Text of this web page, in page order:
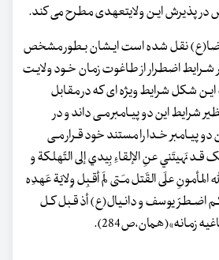
پذیرش ایـن ولایت‏عهدی مطرح می کند.
رضا(ع) نقل شده است ایـشان بـطور مشخص
شـرایط اضطرار از طاغوت زمان خـود ولایـت
ایـن شکل شرایط ویژه ای که در مقابل
شرایط این دو پیـامبر مـی داند و در
پیـامبر خـدا را مستند خود قـرار مـی
نَهیتَني عنِ الإلقاءِ بِیدي إلی التّهلکة و
علَی القَتل مـَتی لَم أقـبِل وِلایَة عَهدِه
یوسف و دانـیال(ع) أذ قـبل کـل
زمانه»(همان،ص284).